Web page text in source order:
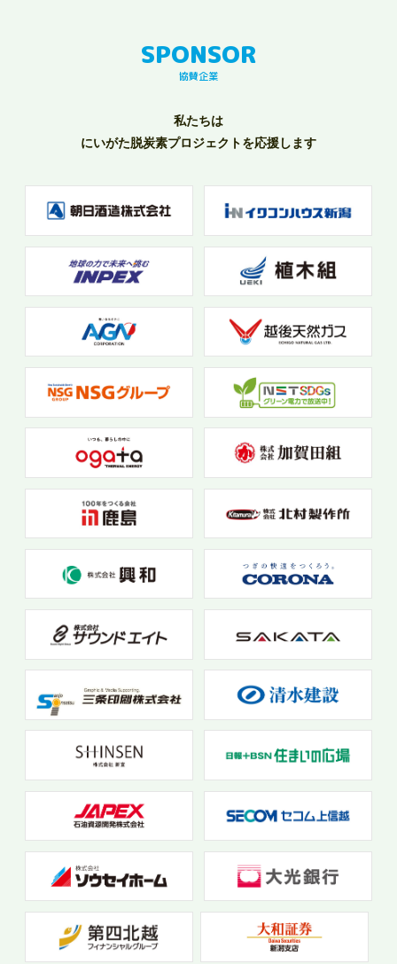
協賛企業
私たちは
にいがた脱炭素プロジェクトを応援します